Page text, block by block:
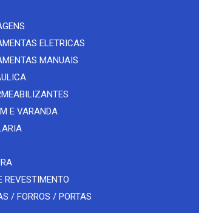
ELETRICAS
MANUAIS
E VARANDA
REVESTIMENTO
/ FORROS / PORTAS